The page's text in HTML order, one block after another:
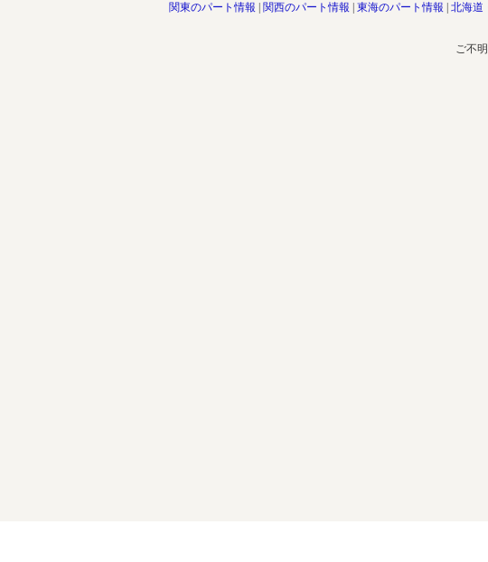
関東のパート情報
関西のパート情報 東海のパート情報 北海道
ご不